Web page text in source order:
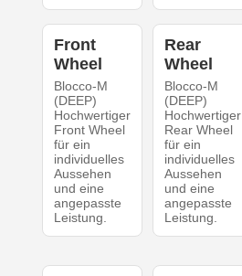
Front
Wheel
Blocco-M
(DEEP)
Hochwertiger
Front Wheel
für ein
individuelles
Aussehen
und eine
angepasste
Leistung.
Rear
Wheel
Blocco-M
(DEEP)
Hochwertiger
Rear Wheel
für ein
individuelles
Aussehen
und eine
angepasste
Leistung.